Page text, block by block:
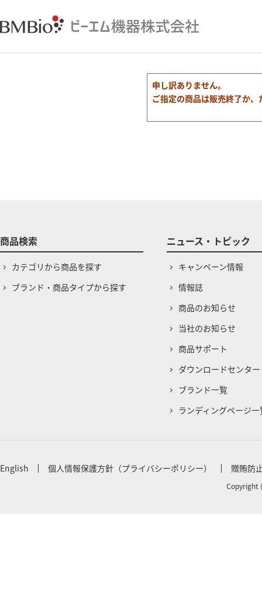
申し訳ありません。
ご指定の商品は販売終了か
商品検索
カテゴリから商品を探す
ブランド・商品タイプから探す
ニュース・トピック
キャンペーン情報
情報誌
商品のお知らせ
当社のお知らせ
商品サポート
ダウンロードセンター
ブランド一覧
ランディングページ一
English 個人情報保護方針（プライバシーポリシー） 贈賄防
Copyright